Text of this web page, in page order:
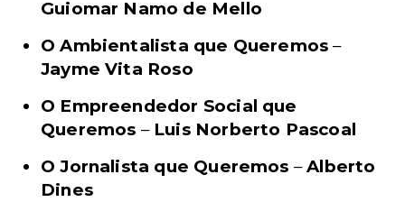
Guiomar Namo de Mello
O Ambientalista que Queremos –
Jayme Vita Roso
O Empreendedor Social que
Queremos – Luis Norberto Pascoal
O Jornalista que Queremos –Alberto
Dines